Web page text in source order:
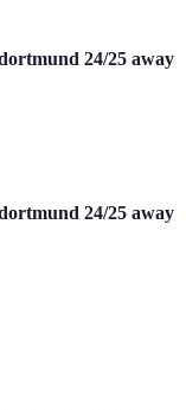
24/25 away
24/25 away